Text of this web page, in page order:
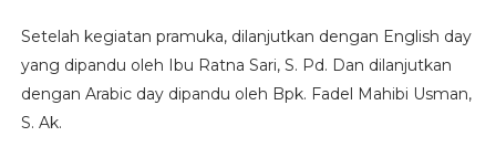
Setelah kegiatan pramuka, dilanjutkan dengan English day
yang dipandu oleh Ibu Ratna Sari, S. Pd. Dan dilanjutkan
dengan Arabic day dipandu oleh Bpk. Fadel Mahibi Usman,
S. Ak.